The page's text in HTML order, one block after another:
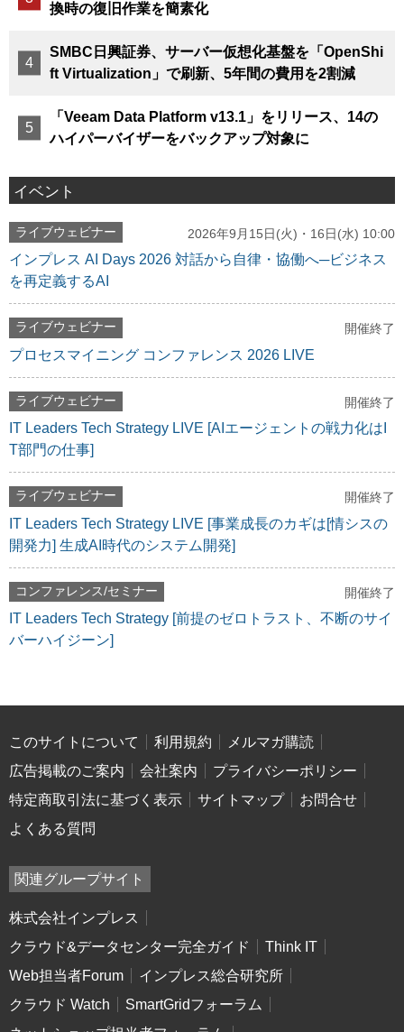
換時の復旧作業を簡素化
SMBC日興証券、サーバー仮想化基盤を「OpenShi
ft Virtualization」で刷新、5年間の費用を2割減
「Veeam Data Platform v13.1」をリリース、14の
ハイパーバイザーをバックアップ対象に
イベント
ライブウェビナー 2026年9月15日(火)・16日(水) 10:00
インプレス AI Days 2026 対話から自律・協働へ─ビジネス
を再定義するAI
ライブウェビナー 開催終了
プロセスマイニング コンファレンス 2026 LIVE
ライブウェビナー 開催終了
IT Leaders Tech Strategy LIVE [AIエージェントの戦力化はI
T部門の仕事]
ライブウェビナー 開催終了
IT Leaders Tech Strategy LIVE [事業成長のカギは[情シスの
開発力] 生成AI時代のシステム開発]
コンファレンス/セミナー 開催終了
IT Leaders Tech Strategy [前提のゼロトラスト、不断のサイ
バーハイジーン]
このサイトについて 利用規約
メルマガ購読
広告掲載のご案内
会社案内
プライバシーポリシー
特定商取引法に基づく表示
サイトマップ
お問合せ
よくある質問
関連グループサイト
株式会社インプレス
クラウド&データセンター完全ガイド
Think IT
Web担当者Forum
インプレス総合研究所
クラウド Watch
SmartGridフォーラム